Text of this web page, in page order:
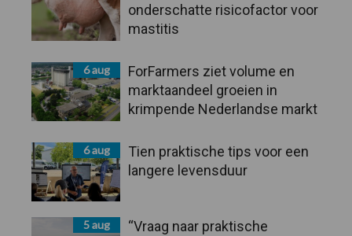
onderschatte risicofactor voor
mastitis
6 aug
ForFarmers ziet volume en
marktaandeel groeien in
krimpende Nederlandse markt
6 aug
Tien praktische tips voor een
langere levensduur
5 aug
“Vraag naar praktische